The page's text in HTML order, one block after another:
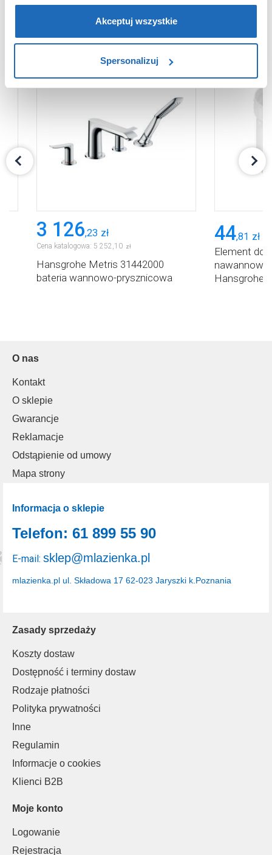
partnerzy reklamowi.Jeśli chcesz, włącz „Tylko
wymagane pliki cookie”.Pamiętaj jednak, że
zablokowane niektóre pliki cookie mogą mieć wpływ na
cookie, kliknij „Ustawienia plików cookie”.
uzyskać więcej informacji na temat plików cookie i tego,
dlaczego ich przepisy, przejdź do zakładu „Informacje o
plikach cookie”.
Akceptuj wszystkie
Spersonalizuj
3 126,23 zł
Cena katalogowa: 5 252 ,10 zł
Hansgrohe Metris 31442000
bateria wannowo-prysznicowa
44,81 zł
Element do
Hansgrohe
O nas
Kontakt
O sklepie
Gwarancje
Reklamacje
Odstąpienie od umowy
Mapa strony
Zasady sprzedaży
Koszty dostaw
Dostępność i terminy dostaw
Rodzaje płatności
Polityka prywatności
Inne
Regulamin
Informacje o cookies
Klienci B2B
Moje konto
Logowanie
Rejestracja
Informacja o sklepie
mlazienka.pl ul. Składowa 17 62-023 Jaryszki k.Poznania
Telefon: 61 899 55 90
E-mail: sklep@mlazienka.pl